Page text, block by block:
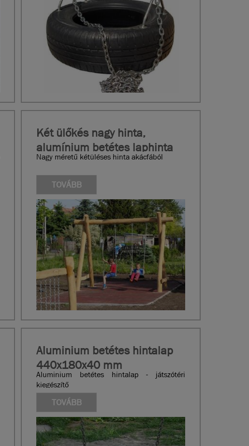
Két ülőkés nagy hinta,
alumínium betétes laphinta
ülőkékkel
Nagy méretű kétüléses hinta akácfából
Aluminium betétes hintalap
440x180x40 mm
Aluminium betétes hintalap - játszótéri
kiegészítő